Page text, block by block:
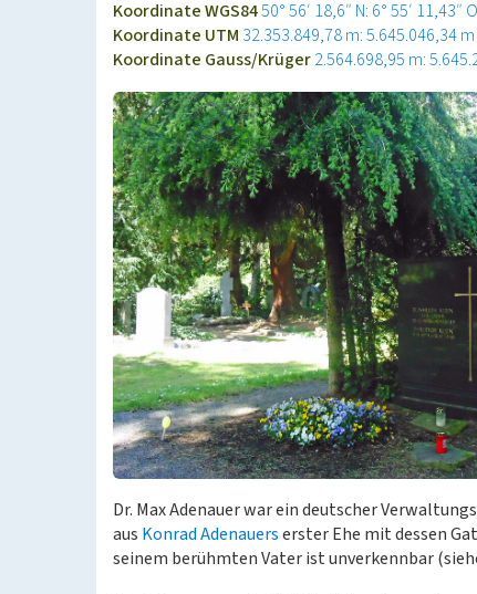
Koordinate WGS8450° 56′ 18,6″ N: 6° 55′ 11,43″ O
Koordinate UTM 32.353.849,78 m: 5.645.046,34 m
Koordinate Gauss/Krüger2.564.698,95 m:
Dr. Max Adenauer war ein deutscher
aus Konrad Adenauerserster Ehe mit dessen
seinem berühmten Vater ist unverkennbar